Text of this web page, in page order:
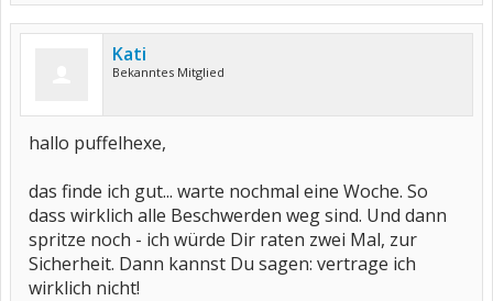
Kati
Bekanntes Mitglied
hallo puffelhexe,
das finde ich gut... warte nochmal eine Woche. So
dass wirklich alle Beschwerden weg sind. Und dann
spritze noch - ich würde Dir raten zwei Mal, zur
Sicherheit. Dann kannst Du sagen: vertrage ich
wirklich nicht!